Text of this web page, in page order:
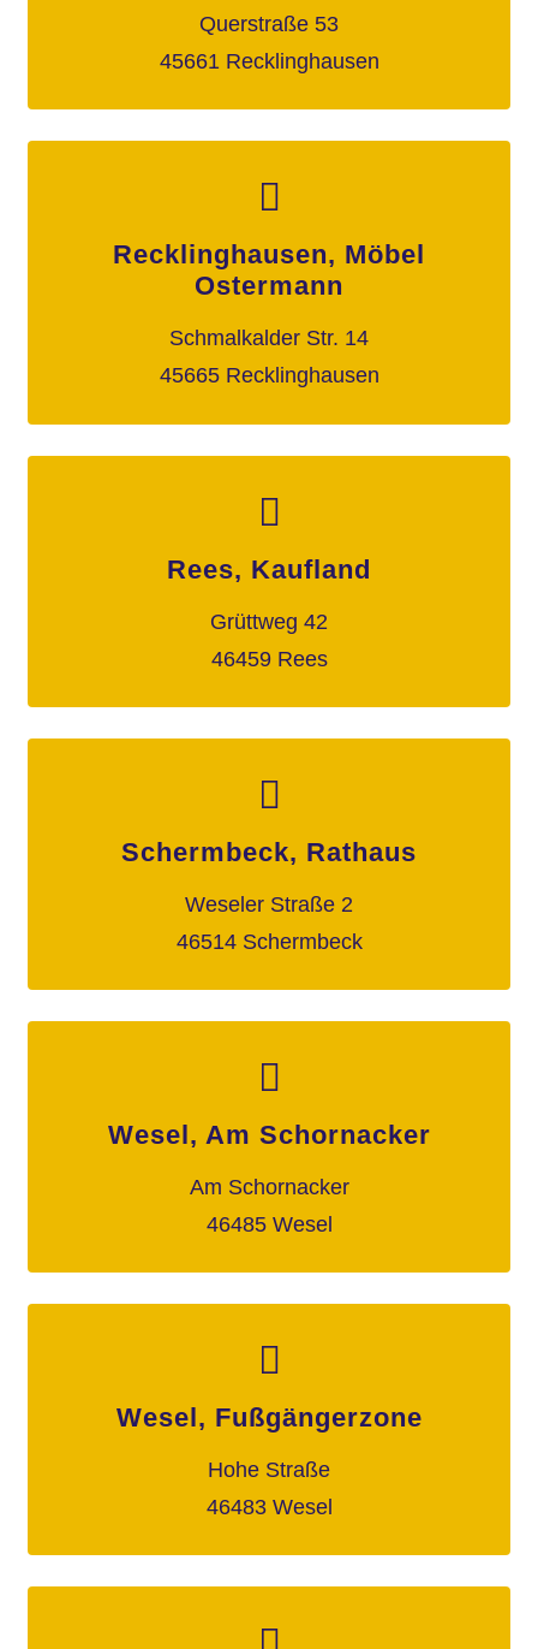
Querstraße 53
45661 Recklinghausen
Recklinghausen, Möbel
Ostermann
Schmalkalder Str. 14
45665 Recklinghausen
Rees, Kaufland
Grüttweg 42
46459 Rees
Schermbeck, Rathaus
Weseler Straße 2
46514 Schermbeck
Wesel, Am Schornacker
Am Schornacker
46485 Wesel
Wesel, Fußgängerzone
Hohe Straße
46483 Wesel